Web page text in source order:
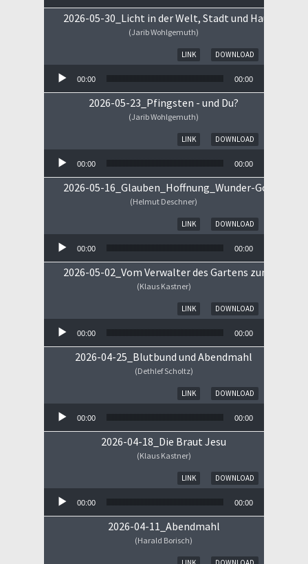
2026-05-30_Licht in der Welt, Stadt und Haus
(Jarib Wohlgemuth)
DOWNLOAD
LINK
00:00 00:00
2026-05-23_Pfingsten - und Du?
(Jarib Wohlgemuth)
DOWNLOAD
LINK
00:00 00:00
2026-05-16_Glauben_Hoffnung_Wunder-
(Helmut Deschner)
DOWNLOAD
LINK
00:00 00:00
2026-05-02_Vom Verwalter des Gartens zum
(Klaus Kastner)
DOWNLOAD
LINK
00:00 00:00
2026-04-25_Blutbund und Abendmahl
(Dethlef Scholtz)
DOWNLOAD
LINK
00:00 00:00
2026-04-18_Die Braut Jesu
(Klaus Kastner)
DOWNLOAD
LINK
00:00 00:00
2026-04-11_Abendmahl
(Harald Borisch)